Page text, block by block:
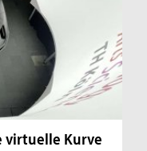
virtuelle Kurve